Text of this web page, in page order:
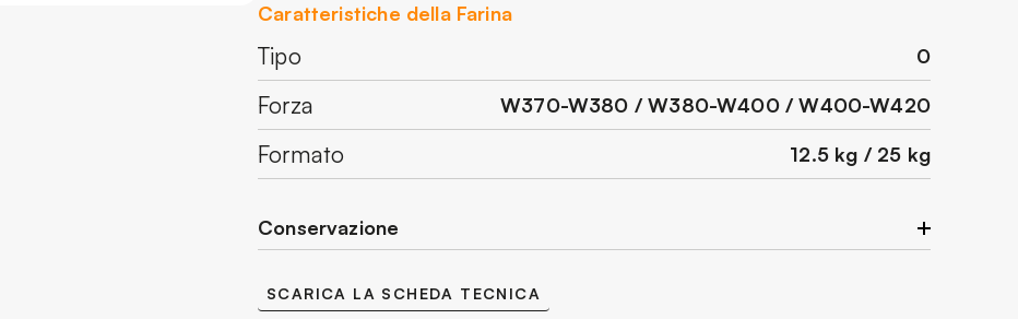
Caratteristiche della Farina
Tipo 0
Forza W370-W380 / W380-W400 / W400-W420
Formato 12.5 kg / 25 kg
Conservazione
SCARICA LA SCHEDA TECNICA